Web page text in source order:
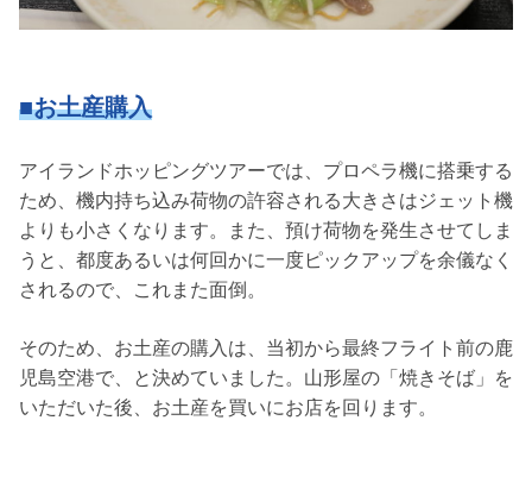
■お土産購入
アイランドホッピングツアーでは、プロペラ機に搭乗する
ため、機内持ち込み荷物の許容される大きさはジェット機
よりも小さくなります。また、預け荷物を発生させてしま
うと、都度あるいは何回かに一度ピックアップを余儀なく
されるので、これまた面倒。
そのため、お土産の購入は、当初から最終フライト前の鹿
児島空港で、と決めていました。山形屋の「焼きそば」を
いただいた後、お土産を買いにお店を回ります。